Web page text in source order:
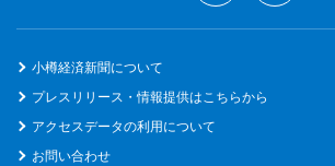
小樽経済新聞について
プレスリリース・情報提供はこちらから
アクセスデータの利用について
お問い合わせ